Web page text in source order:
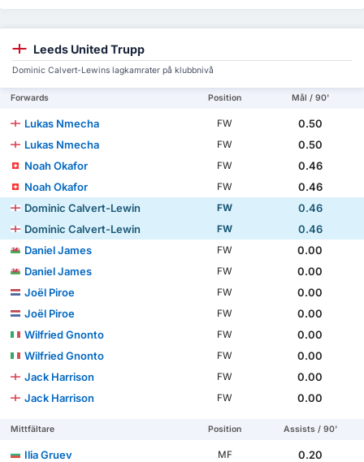
Leeds United Trupp
Dominic Calvert-Lewins lagkamrater på klubbnivå
Forwards Position Mål / 90'
Lukas Nmecha FW
0.50
Lukas Nmecha
FW
0.50
Noah Okafor
FW
0.46
Noah Okafor
FW
0.46
Dominic Calvert-Lewin
FW
0.46
Dominic Calvert-Lewin
FW
0.46
Daniel James
FW
0.00
Daniel James
FW
0.00
Joël Piroe
FW
0.00
Joël Piroe
FW
0.00
Wilfried Gnonto
FW
0.00
Wilfried Gnonto
FW
0.00
Jack Harrison
FW
0.00
Jack Harrison
FW 0.00
Mittfältare Position Assists / 90'
Ilia Gruev MF
0.20